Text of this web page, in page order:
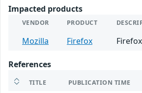
Impacted products
VENDOR PRODUCT
Mozilla Firefox
References
TITLE PUBLICATION TIME